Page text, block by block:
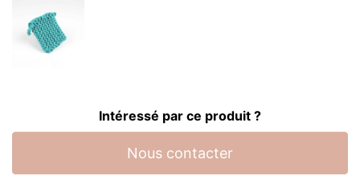
Intéressé par ce produit ?
Nous contacter